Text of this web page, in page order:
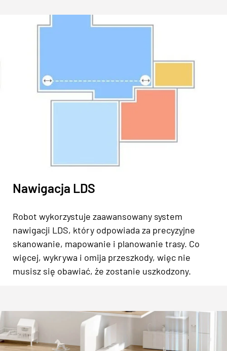
Nawigacja LDS
Robot wykorzystuje zaawansowany system
nawigacji LDS, który odpowiada za precyzyjne
skanowanie, mapowanie i planowanie trasy. Co
więcej, wykrywa i omija przeszkody, więc nie
musisz się obawiać, że zostanie uszkodzony.